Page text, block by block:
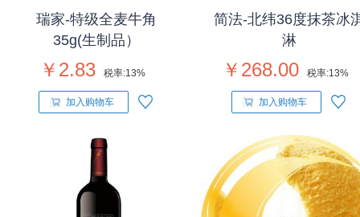
瑞家-特级全麦牛角
35g(生制品）
￥2.83 税率:13%
加入购物车
简法-北纬36度抹茶冰
淋
￥268.00 税率:13%
加入购物车